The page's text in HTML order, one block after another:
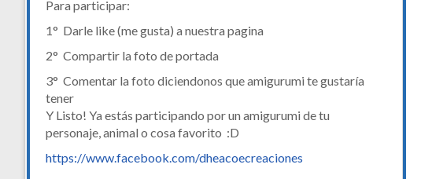
Para participar:
1° Darle like (me gusta) a nuestra pagina
2° Compartir la foto de portada
3° Comentar la foto diciendonos que amigurumi te gustaría
tener
Y Listo! Ya estás participando por un amigurumi de tu
personaje, animal o cosa favorito :D
https://www.facebook.com/dheacoecreaciones